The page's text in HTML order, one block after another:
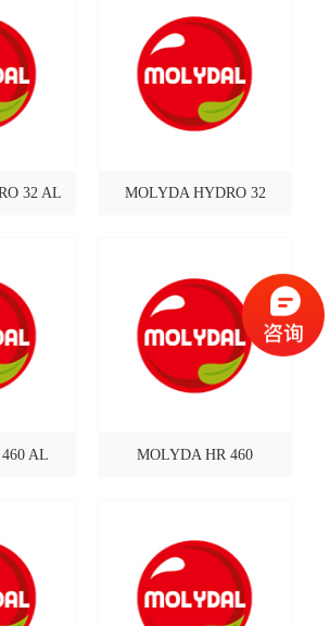
32 AL MOLYDA HYDRO 32
AL MOLYDA HR 460